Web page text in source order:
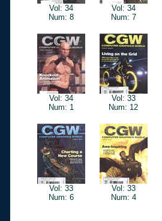
Vol: 34
Num: 8
Vol: 34
Num: 7
Vol: 34
Num: 1
Vol: 33
Num: 12
Vol: 33
Num: 6
Vol: 33
Num: 4